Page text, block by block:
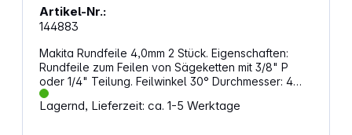
Artikel-Nr.:
144883
Makita Rundfeile 4,0mm 2 Stück. Eigenschaften:
Rundfeile zum Feilen von Sägeketten mit 3/8" P
oder 1/4" Teilung. Feilwinkel 30° Durchmesser: 4
Lagernd, Lieferzeit: ca. 1-5 Werktage